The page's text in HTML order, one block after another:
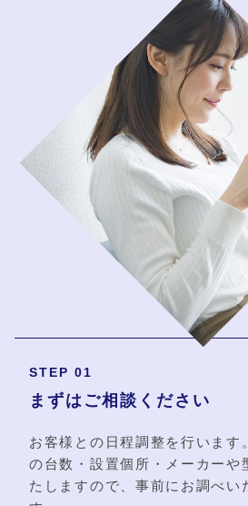
STEP 01
まずはご相談ください
お客様との日程調整を行います
の台数・設置個所・メーカーや
たしますので、事前にお調べい